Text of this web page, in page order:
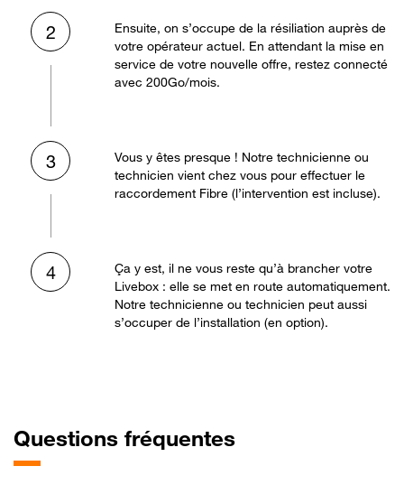
2
Ensuite, on s’occupe de la résiliation auprès de
votre opérateur actuel. En attendant la mise en
service de votre nouvelle offre, restez connecté
avec 200Go/mois.
3
Vous y êtes presque ! Notre technicienne ou
technicien vient chez vous pour effectuer le
raccordement Fibre (l’intervention est incluse).
4
Ça y est, il ne vous reste qu’à brancher votre
Livebox : elle se met en route automatiquement.
Notre technicienne ou technicien peut aussi
s’occuper de l’installation (en option).
Questions fréquentes